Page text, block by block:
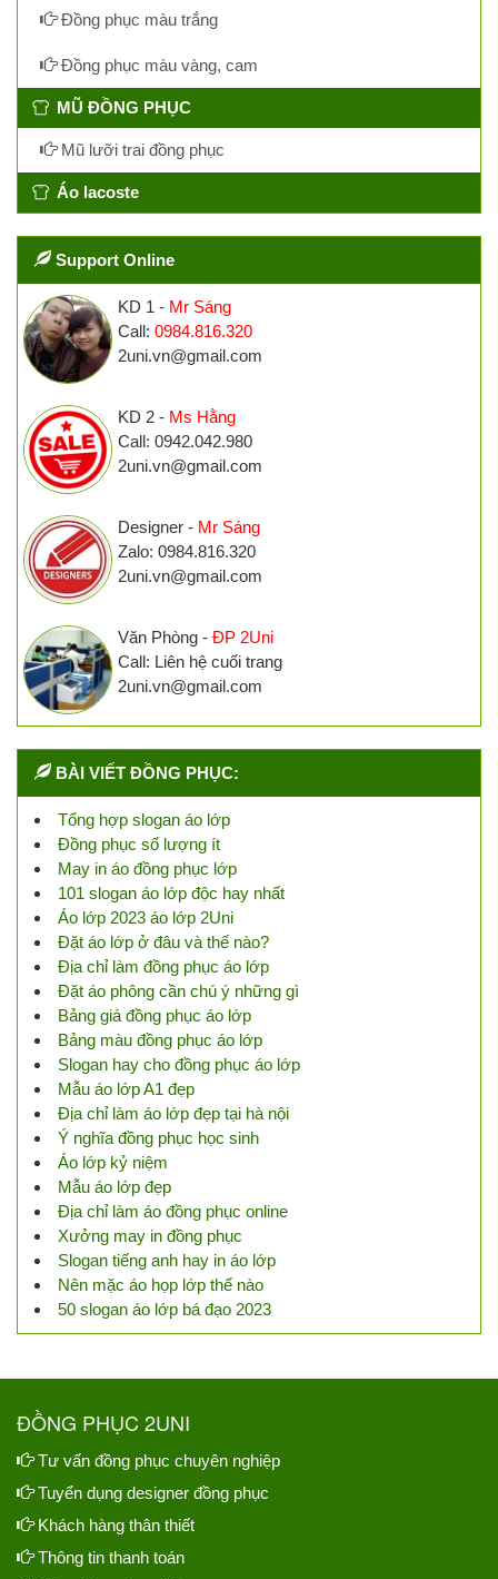
Đồng phục màu trắng
Đồng phục màu vàng, cam
MŨ ĐỒNG PHỤC
Mũ lưỡi trai đồng phục
Áo lacoste
Support Online
KD 1 - Mr Sáng
Call: 0984.816.320
2uni.vn@gmail.com
KD 2 - Ms Hằng
Call: 0942.042.980
2uni.vn@gmail.com
Designer - Mr Sáng
Zalo: 0984.816.320
2uni.vn@gmail.com
Văn Phòng - ĐP 2Uni
Call: Liên hệ cuối trang
2uni.vn@gmail.com
BÀI VIẾT ĐỒNG PHỤC:
Tổng hợp slogan áo lớp
Đồng phục số lượng ít
May in áo đồng phục lớp
101 slogan áo lớp độc hay nhất
Áo lớp 2023 áo lớp 2Uni
Đặt áo lớp ở đâu và thế nào?
Địa chỉ làm đồng phục áo lớp
Đặt áo phông cần chú ý những gì
Bảng giá đồng phục áo lớp
Bảng màu đồng phục áo lớp
Slogan hay cho đồng phục áo lớp
Mẫu áo lớp A1 đẹp
Địa chỉ làm áo lớp đẹp tại hà nội
Ý nghĩa đồng phục học sinh
Áo lớp kỷ niệm
Mẫu áo lớp đẹp
Địa chỉ làm áo đồng phục online
Xưởng may in đồng phục
Slogan tiếng anh hay in áo lớp
Nên mặc áo họp lớp thế nào
50 slogan áo lớp bá đạo 2023
ĐỒNG PHỤC 2UNI
Tư vấn đồng phục chuyên nghiệp
Tuyển dụng designer đồng phục
Khách hàng thân thiết
Thông tin thanh toán